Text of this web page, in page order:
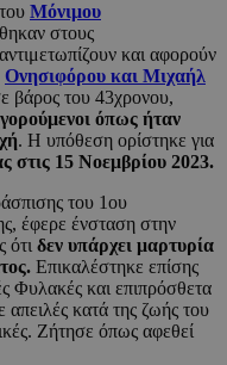
Μόνιμου
στους
και αφορούν
Ονησιφόρου και Μιχαήλ
βάρος του 43χρονου,
όπως ήταν
. Η υπόθεση ορίστηκε για
στις 15 Νοεμβρίου 2023.
του 1ου
έφερε ένσταση στην
ότι δεν υπάρχει μαρτυρία
Επικαλέστηκε επίσης
Φυλακές και επιπρόσθετα
απειλές κατά της ζωής του
Ζήτησε όπως αφεθεί